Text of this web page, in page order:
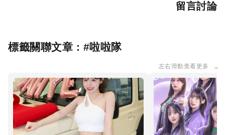
留言討論
標籤關聯文章 : #啦啦隊
左右滑動查看更多 →